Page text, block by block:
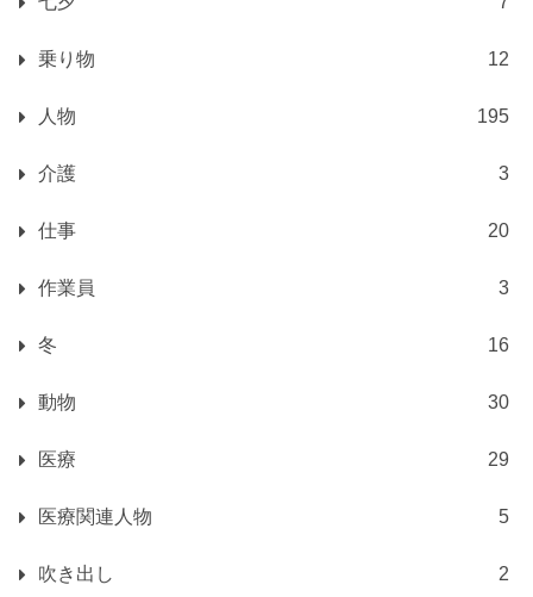
乗り物 12
人物 195
介護 3
仕事 20
作業員 3
冬 16
動物 30
医療 29
医療関連人物 5
吹き出し 2